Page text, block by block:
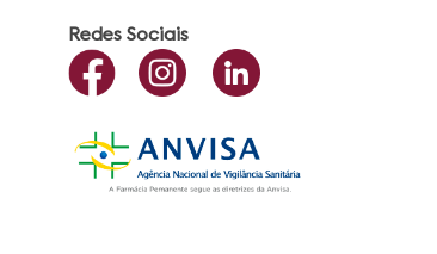
Redes Sociais